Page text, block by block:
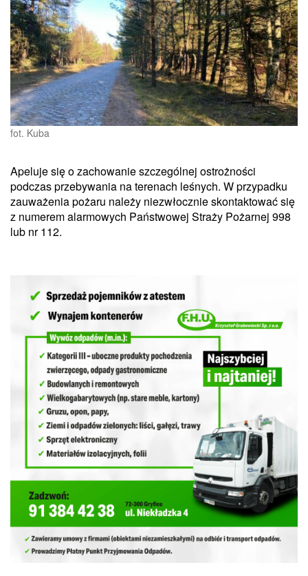
fot. Kuba
Apeluje się o zachowanie szczególnej ostrożności
podczas przebywania na terenach leśnych. W przypadku
zauważenia pożaru należy niezwłocznie skontaktować się
z numerem alarmowych Państwowej Straży Pożarnej 998
lub nr 112.